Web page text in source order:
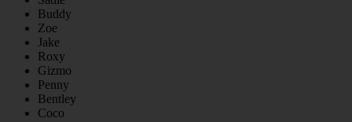
Buddy
Zoe
Jake
Roxy
Gizmo
Penny
Bentley
Coco